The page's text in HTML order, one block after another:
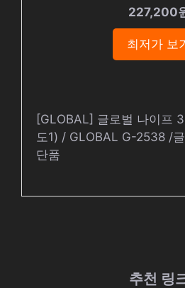
227,200
최저가 보
[GLOBAL] 글로벌 나이프
도1) / GLOBAL G-2538 /
단품
추천 링